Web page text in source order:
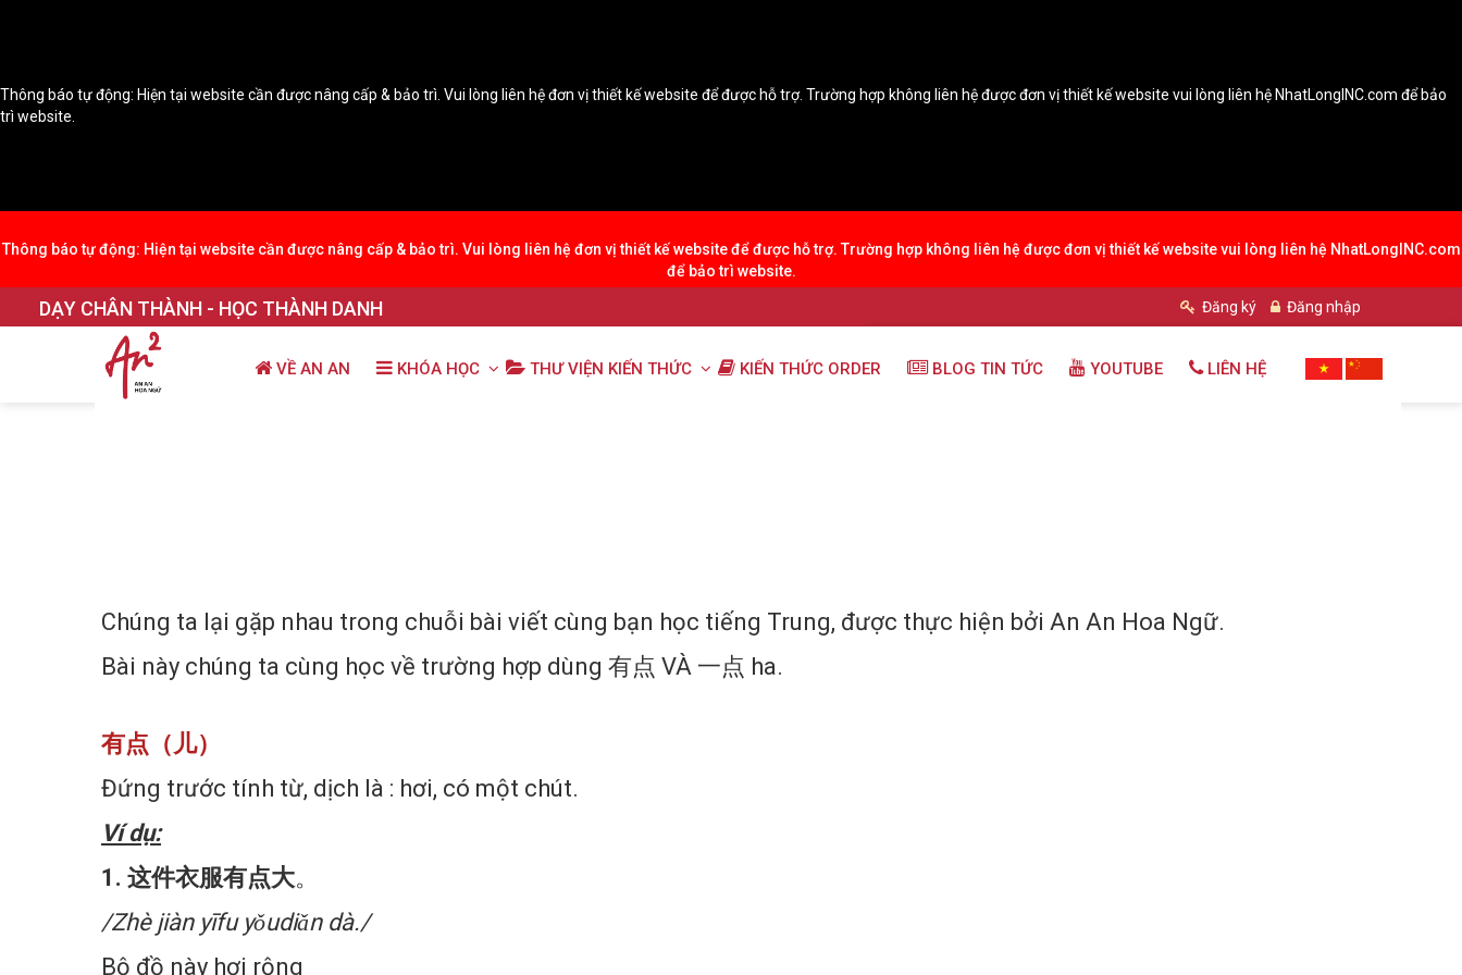
Thông báo tự động: Hiện tại website cần được nâng cấp & bảo trì. Vui lòng liên hệ đơn vị thiết kế website để được hỗ trợ. Trường hợp không liên hệ được đơn vị thiết kế website vui lòng liên hệ NhatLongINC.com để bảo
trì website.
Thông báo tự động: Hiện tại website cần được nâng cấp & bảo trì. Vui lòng liên hệ đơn vị thiết kế website để được hỗ trợ. Trường hợp không liên hệ được đơn vị thiết kế website vui lòng liên hệ NhatLongINC.com
để bảo trì website.
DẠY CHÂN THÀNH - HỌC THÀNH DANH Đăng ký Đăng nhập
VỀ AN AN KHÓA HỌC THƯ VIỆN KIẾN THỨC KIẾN THỨC ORDER BLOG TIN TỨC YOUTUBE LIÊN HỆ
Chúng ta lại gặp nhau trong chuỗi bài viết cùng bạn học tiếng Trung, được thực hiện bởi An An Hoa Ngữ.
Bài này chúng ta cùng học về trường hợp dùng 有点 VÀ 一点 ha.
有点（儿）
Đứng trước tính từ, dịch là : hơi, có một chút.
Ví dụ:
1. 这件衣服有点大。
/Zhè jiàn yīfu yǒudiǎn dà./
Bộ đồ này hơi rộng